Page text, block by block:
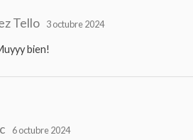
Tello 3 octubre 2024
bien!
6 octubre 2024